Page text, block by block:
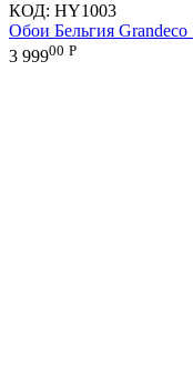
КОД: HY1003
Обои Бельгия
3 99900 Р